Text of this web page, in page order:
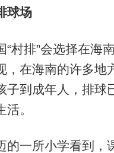
场
排”会选择在海
，在海南的许多地
子到成年人，排球
。
一所小学看到，